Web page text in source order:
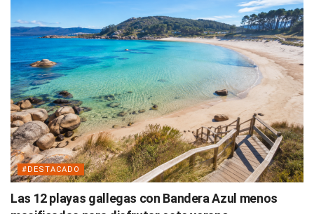
#DESTACADO
Las 12 playas gallegas con Bandera Azul menos